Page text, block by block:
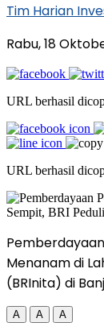
Tim Harian
Rabu, 18
URL berhasil
URL berhasil
Menanam di
(BRInita) di
A A A